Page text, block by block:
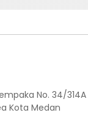
No. 34/
Kota Medan